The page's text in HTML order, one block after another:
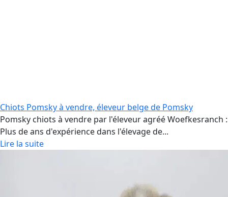
Chiots Pomsky à vendre, éleveur belge de Pomsky
Pomsky chiots à vendre par l'éleveur agréé Woefkesranch :
Plus de ans d'expérience dans l'élevage de...
Lire la suite